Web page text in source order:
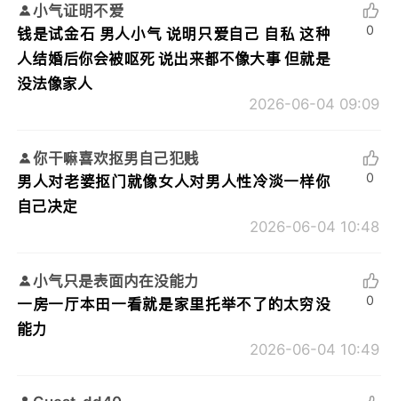
小气证明不爱
钱是试金石 男人小气 说明只爱自己 自私 这种
人结婚后你会被呕死 说出来都不像大事 但就是
没法像家人
2026-06-04 09:09
0
你干嘛喜欢抠男自己犯贱
男人对老婆抠门就像女人对男人性冷淡一样你
自己决定
2026-06-04 10:48
0
小气只是表面内在没能力
一房一厅本田一看就是家里托举不了的太穷没
能力
2026-06-04 10:49
0